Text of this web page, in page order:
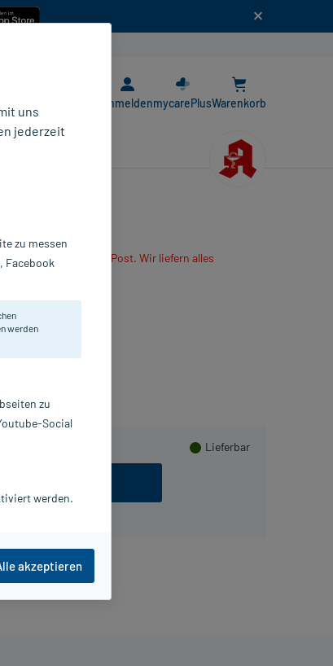
AnmeldenmycarePlusWarenkorb
Lieferbar
oder senden es per Post. Wir liefern alles
Produkte.
uns
jederzeit
zu messen
Facebook
werden
zu
Social
werden.
akzeptieren